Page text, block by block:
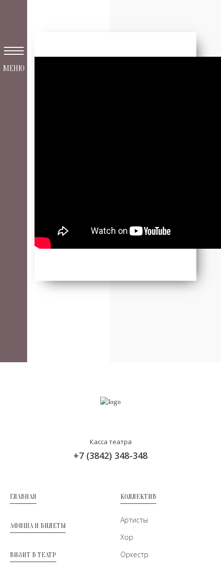
МЕНЮ
Касса театра
+7 (3842) 348-348
ГЛАВНАЯ
АФИША И БИЛЕТЫ
ВИЗИТ В ТЕАТР
КОЛЛЕКТИВ
Артисты
Хор
Оркестр